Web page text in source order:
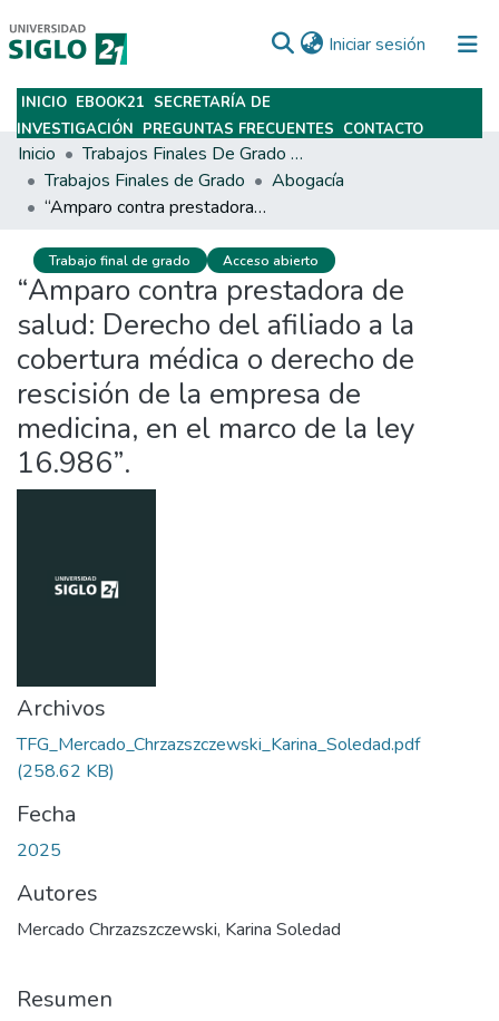
Iniciar sesión (current)
Subir
INICIO EBOOK21 SECRETARÍA DE
INVESTIGACIÓN PREGUNTAS FRECUENTES CONTACTO
Inicio
Trabajos Finales De Grado Y Posgrado
Trabajos Finales de Grado
Abogacía
“Amparo contra prestadora de salud: Derecho del afiliado a la cobertura médica o derecho de rescisión de la empresa de medicina, en el marco de la ley 16.986”.
Trabajo final de grado Acceso abierto
“Amparo contra prestadora de
salud: Derecho del afiliado a la
cobertura médica o derecho de
rescisión de la empresa de
medicina, en el marco de la ley
16.986”.
Archivos
TFG_Mercado_Chrzazszczewski_Karina_Soledad.pdf
(258.62 KB)
Fecha
2025
Autores
Mercado Chrzazszczewski, Karina Soledad
Resumen